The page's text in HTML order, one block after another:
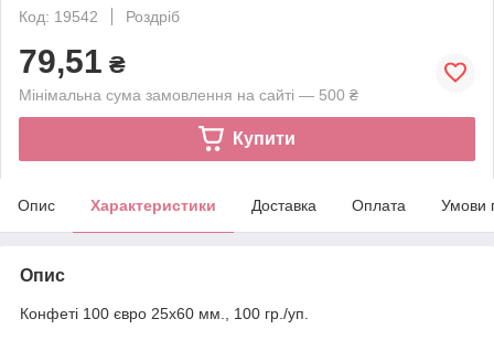
Код: 19542
Роздріб
79,51 ₴
Мінімальна сума замовлення на сайті — 500 ₴
Купити
Опис Характеристики Доставка Оплата Умови
Опис
Конфеті 100 євро 25х60 мм., 100 гр./уп.